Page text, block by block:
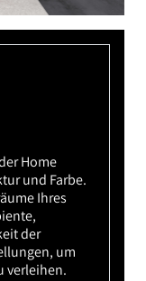
Home
und Farbe.
Ihres
der
um
verleihen.